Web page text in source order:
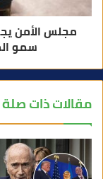
مجلس الأمن
سمو
مقالات ذات صلة